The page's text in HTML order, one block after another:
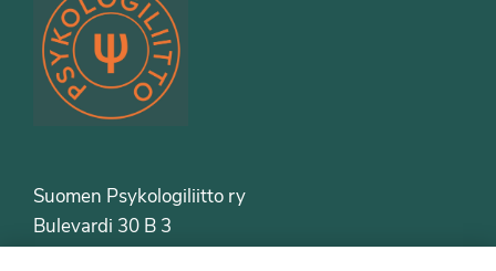
Suomen Psykologiliitto ry
Bulevardi 30 B 3